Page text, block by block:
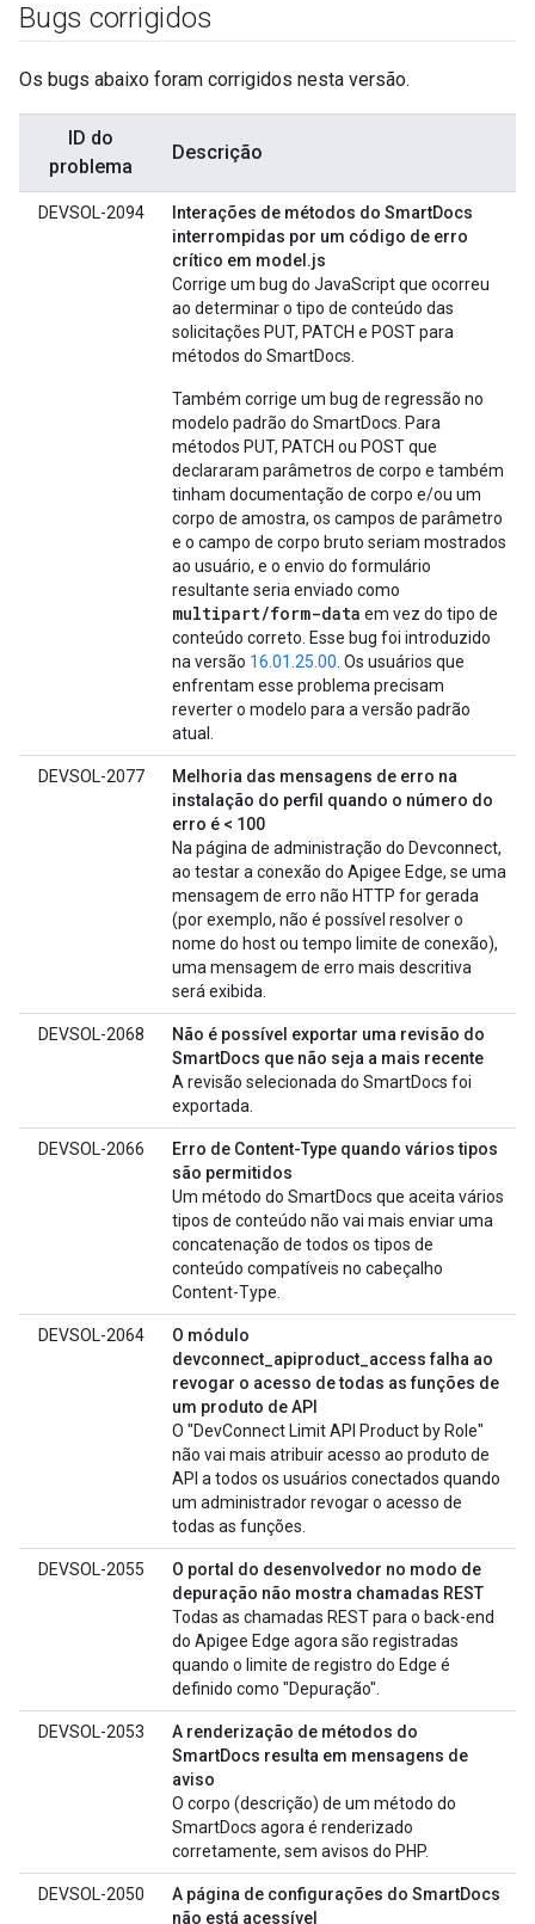
Bugs corrigidos
Os bugs abaixo foram corrigidos nesta versão.
ID do
problema
Descrição
DEVSOL-2094
Interações de métodos do SmartDocs
interrompidas por um código de erro
crítico em model.js
Corrige um bug do JavaScript que ocorreu
ao determinar o tipo de conteúdo das
solicitações PUT, PATCH e POST para
métodos do SmartDocs.
Também corrige um bug de regressão no
modelo padrão do SmartDocs. Para
métodos PUT, PATCH ou POST que
declararam parâmetros de corpo e também
tinham documentação de corpo e/ou um
corpo de amostra, os campos de parâmetro
e o campo de corpo bruto seriam mostrados
ao usuário, e o envio do formulário
resultante seria enviado como
multipart/form-data em vez do tipo de
conteúdo correto. Esse bug foi introduzido
na versão 16.01.25.00 . Os usuários que
enfrentam esse problema precisam
reverter o modelo para a versão padrão
atual.
DEVSOL-2077
Melhoria das mensagens de erro na
instalação do perfil quando o número do
erro é < 100
Na página de administração do Devconnect,
ao testar a conexão do Apigee Edge, se uma
mensagem de erro não HTTP for gerada
(por exemplo, não é possível resolver o
nome do host ou tempo limite de conexão),
uma mensagem de erro mais descritiva
será exibida.
DEVSOL-2068
Não é possível exportar uma revisão do
SmartDocs que não seja a mais recente
A revisão selecionada do SmartDocs foi
exportada.
DEVSOL-2066
Erro de Content-Type quando vários tipos
são permitidos
Um método do SmartDocs que aceita vários
tipos de conteúdo não vai mais enviar uma
concatenação de todos os tipos de
conteúdo compatíveis no cabeçalho
Content-Type.
DEVSOL-2064
O módulo
devconnect_apiproduct_access falha ao
revogar o acesso de todas as funções de
um produto de API
O "DevConnect Limit API Product by Role"
não vai mais atribuir acesso ao produto de
API a todos os usuários conectados quando
um administrador revogar o acesso de
todas as funções.
DEVSOL-2055
O portal do desenvolvedor no modo de
depuração não mostra chamadas REST
Todas as chamadas REST para o back-end
do Apigee Edge agora são registradas
quando o limite de registro do Edge é
definido como "Depuração".
DEVSOL-2053
A renderização de métodos do
SmartDocs resulta em mensagens de
aviso
O corpo (descrição) de um método do
SmartDocs agora é renderizado
corretamente, sem avisos do PHP.
DEVSOL-2050
A página de configurações do SmartDocs
não está acessível